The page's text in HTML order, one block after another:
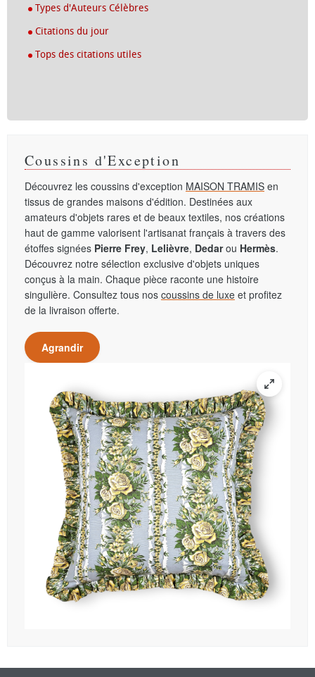
Types d'Auteurs Célèbres
Citations du jour
Tops des citations utiles
Coussins d'Exception
Découvrez les coussins d'exception MAISON TRAMIS en
tissus de grandes maisons d'édition. Destinées aux
amateurs d'objets rares et de beaux textiles, nos créations
haut de gamme valorisent l'artisanat français à travers des
étoffes signées Pierre Frey, Lelièvre, Dedarou Hermès.
Découvrez notre sélection exclusive d'objets uniques
conçus à la main. Chaque pièce raconte une histoire
singulière. Consultez tous nos coussins de luxe et profitez
de la livraison offerte.
Agrandir